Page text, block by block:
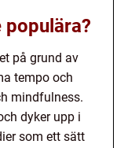
populära?
på grund av
tempo och
mindfulness.
dyker upp i
som ett sätt